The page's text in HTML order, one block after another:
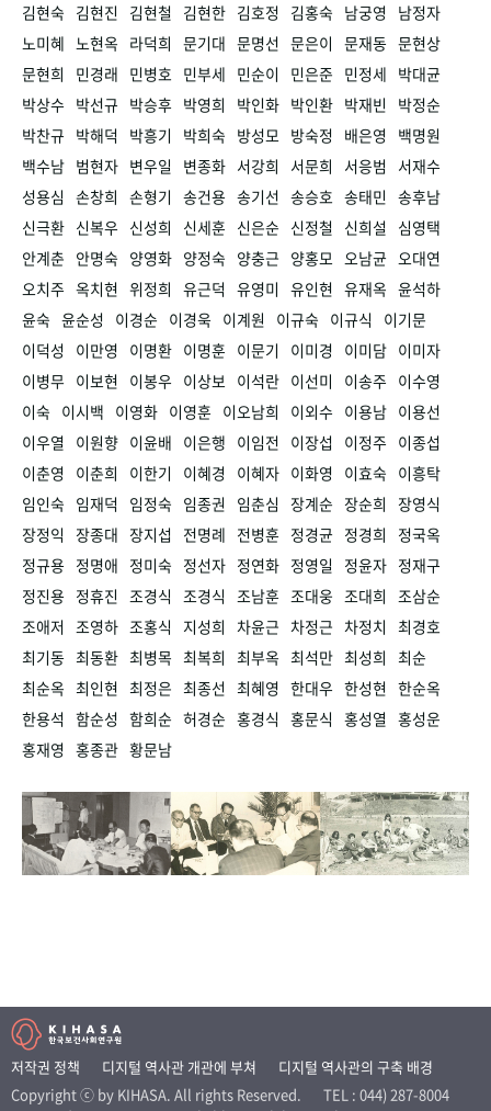
김현숙 김현진 김현철 김현한 김호정 김홍숙 남궁영
남정자
노미혜 노현옥 라덕희 문기대 문명선 문은이 문재동 문현상
문현희
민경래 민병호 민부세 민순이 민은준 민정세 박대균
박상수 박선규 박승후 박영희 박인화 박인환 박재빈
박정순
박찬규 박해덕 박흥기 박희숙 방성모 방숙정 배은영
백명원
백수남 범현자 변우일 변종화 서강희 서문희 서응범
서재수
성용심 손창희 손형기 송건용 송기선 송승호 송태민 송후남
신극환 신복우 신성희 신세훈 신은순 신정철 신희설
심영택
안계춘 안명숙 양영화 양정숙 양충근 양홍모 오남균 오대연
오치주 옥치현 위정희 유근덕 유영미 유인현 유재옥 윤석하
윤숙 윤순성 이경순 이경욱 이계원 이규숙 이규식
이기문
이덕성
이만영 이명환 이명훈 이문기 이미경 이미담 이미자
이병무 이보현 이봉우 이상보 이석란 이선미 이송주 이수영
이숙 이시백 이영화 이영훈 이오남희 이외수 이용남 이용선
이우열
이원향 이윤배 이은행 이임전 이장섭 이정주 이종섭
이춘영
이춘희 이한기 이혜경 이혜자 이화영 이효숙 이흥탁
임인숙 임재덕 임정숙 임종권 임춘심 장계순 장순희 장영식
장정익 장종대 장지섭 전명례 전병훈 정경균 정경희
정국옥
정규용 정명애 정미숙 정선자 정연화 정영일 정윤자 정재구
정진용 정휴진 조경식 조경식 조남훈 조대웅 조대희 조삼순
조애저 조영하 조홍식 지성희 차윤근 차정근 차정치 최경호
최기동 최동환 최병목 최복희 최부옥 최석만 최성희 최순
최순옥 최인현 최정은 최종선 최혜영 한대우 한성현 한순옥
한용석 함순성 함희순 허경순 홍경식 홍문식 홍성열 홍성운
홍재영 홍종관 황문남
저작권 정책 디지털 역사관 개관에 부쳐
디지털 역사관의 구축 배경
Copyright ⓒ by KIHASA. All rights Reserved.
TEL : 044) 287-8004